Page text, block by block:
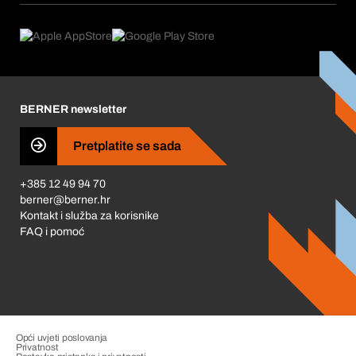
Što nas pokreće
Business Conduct
BERNER newsletter
Pretplatite se sada
+385 12 49 94 70
berner@berner.hr
Kontakt i služba za korisnike
FAQ i pomoć
Opći uvjeti poslovanja
Privatnost